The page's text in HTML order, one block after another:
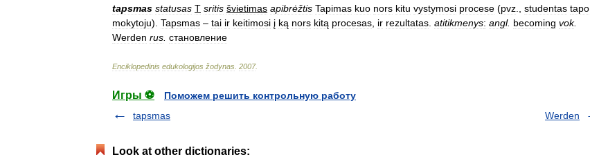
tapsmas statusas T sritis švietimas apibrėžtis Tapimas kuo nors kitu vystymosi procese (pvz studentas tapo
mokytoju). Tapsmas – tai ir keitimosi į ką nors kitą procesas ir rezultatas atitikmenys: angl. becoming vok.
Werden rus становление
Enciklopedinis edukologijos žodynas 2007.
Игры ⚽
Поможем решить контрольную работу
tapsmas
Werden
Look at other dictionaries: